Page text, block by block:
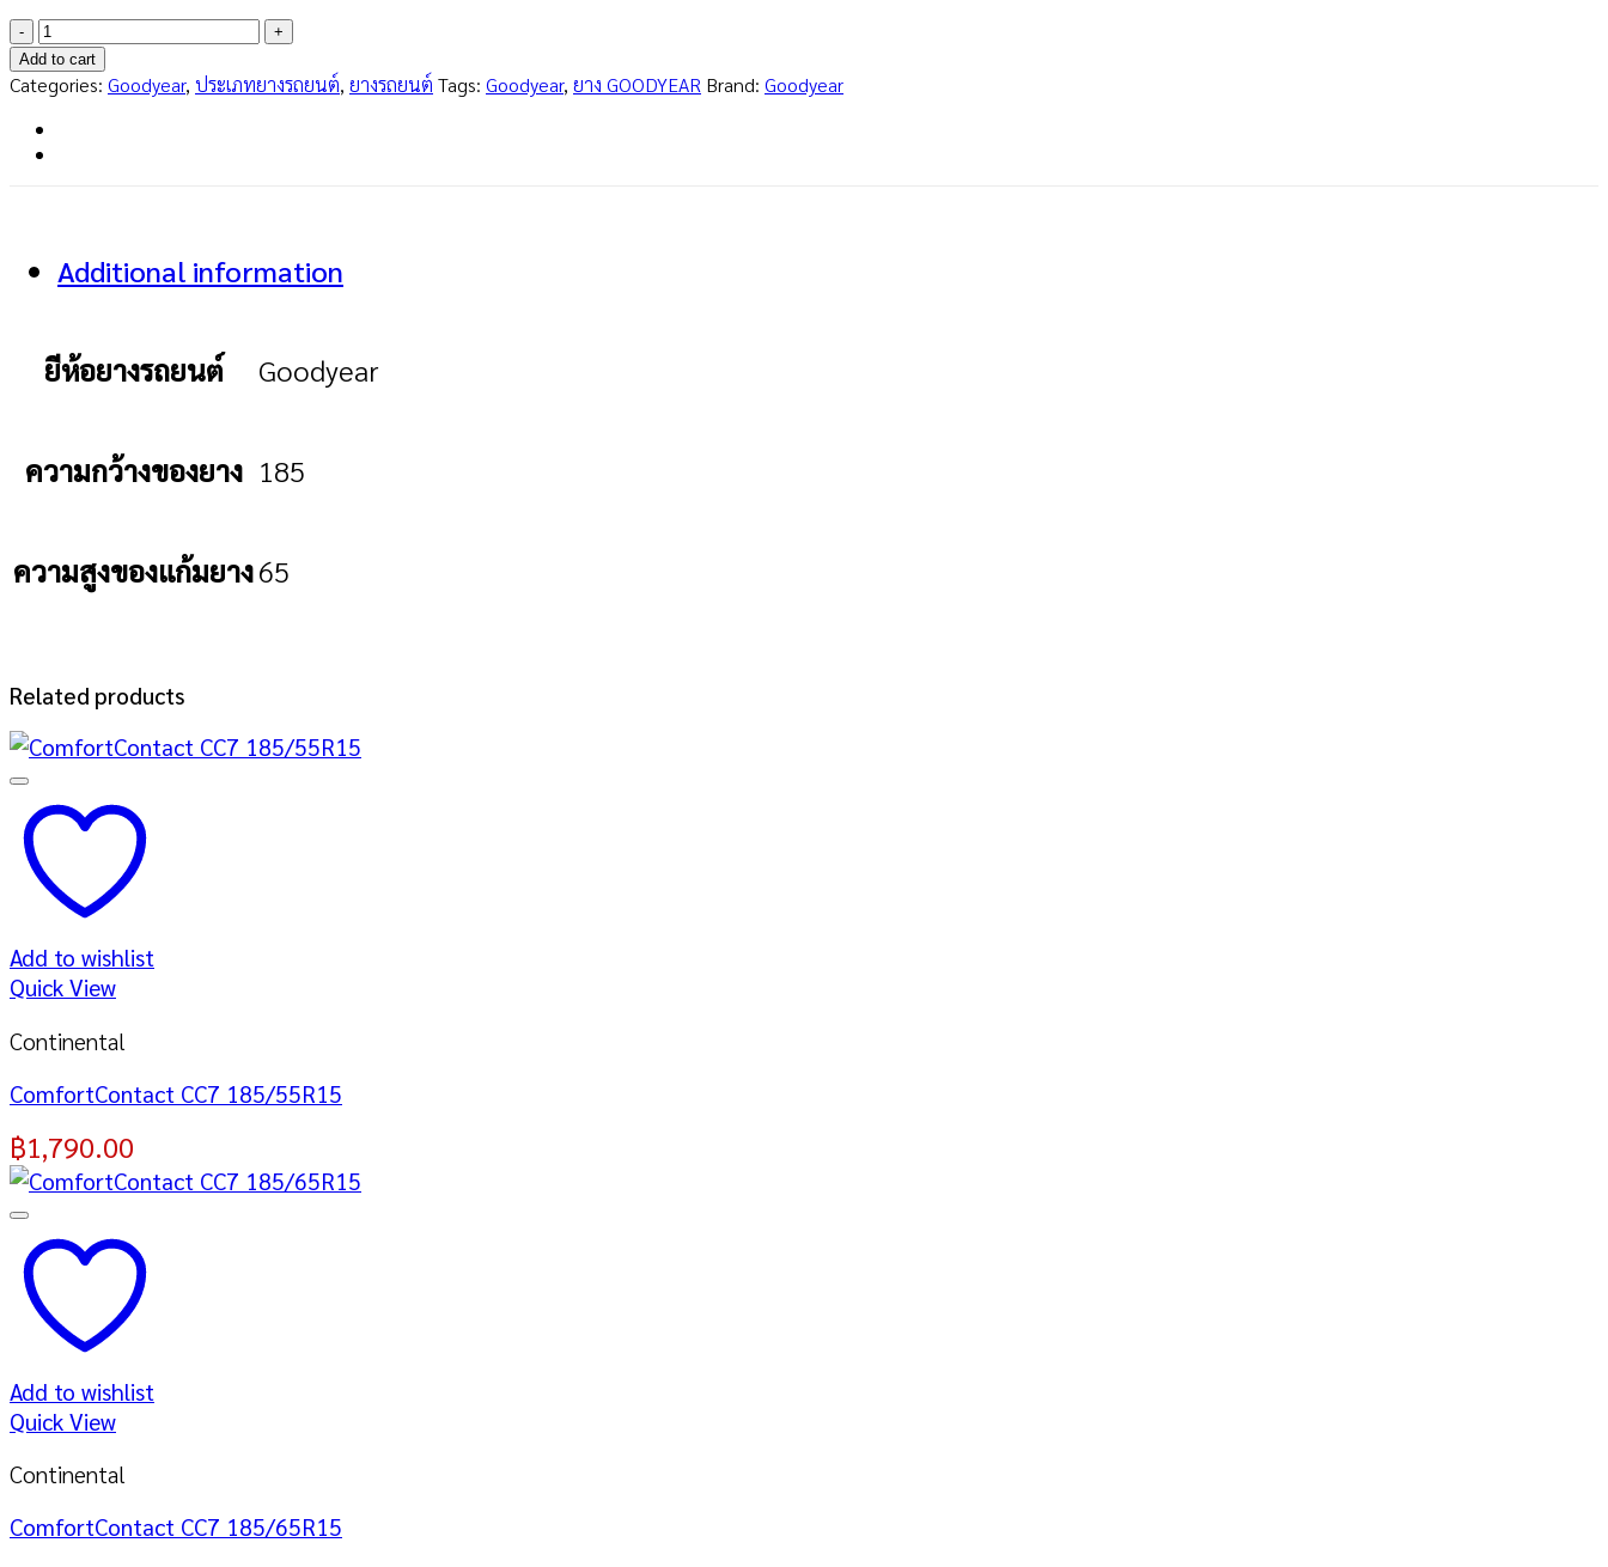
ASSURANCE
DURAPLUS
2
185/65
R14
quantity
Add to cart
Categories: Goodyear, ประเภทยางรถยนต์, ยางรถยนต์ Tags: Goodyear, ยาง GOODYEAR Brand: Goodyear
Additional information
ยีห้อยางรถยนต์ Goodyear
ความกว้างของยาง 185
ความสูงของแก้มยาง65
Related products
Add to wishlist
Quick View
Continental
ComfortContact CC7 185/55R15
฿1,790.00
Add to wishlist
Quick View
Continental
ComfortContact CC7 185/65R15